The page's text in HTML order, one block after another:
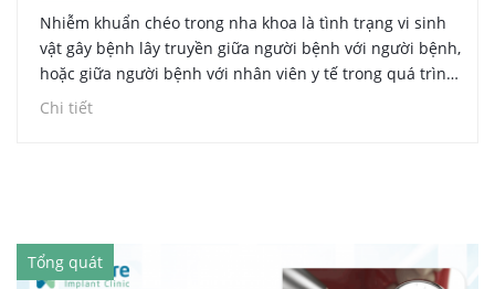
Nhiễm khuẩn chéo trong nha khoa là tình trạng vi sinh
vật gây bệnh lây truyền giữa người bệnh với người bệnh,
hoặc giữa người bệnh với nhân viên y tế trong quá trình
khám và điều trị răng miệng. Đây là nguy cơ luôn tồn tại
được tiêu chuẩn pháp lý mà một nha khoa đạt chuẩn vô
trùng cần tuân thủ.
Chi tiết
Tổng quát